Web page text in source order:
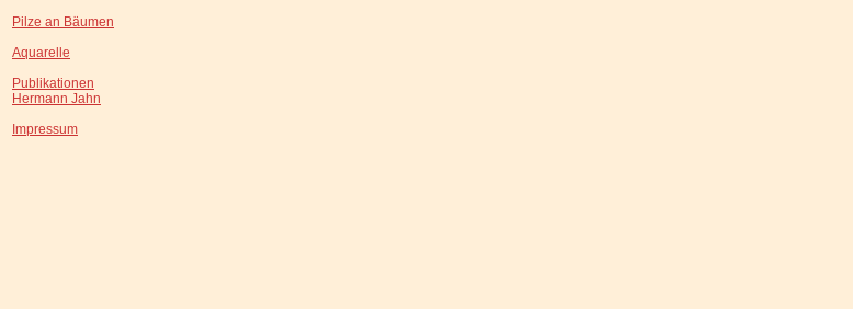
Pilze an Bäumen
Aquarelle
Publikationen
Hermann Jahn
Impressum